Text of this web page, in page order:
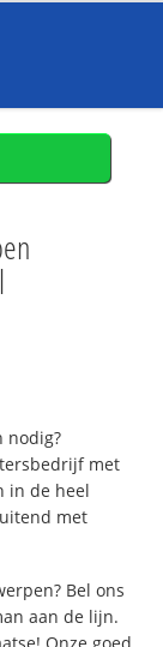
nodig?
met
in de heel
met
Bel ons
aan de lijn.